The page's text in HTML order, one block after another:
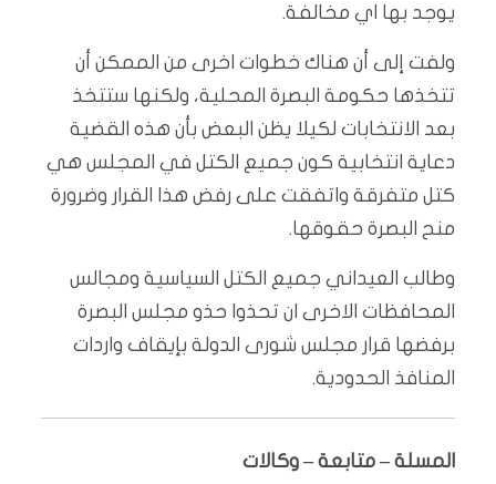
يوجد بها اي مخالفة.
ولفت إلى أن هناك خطوات اخرى من الممكن أن
تتخذها حكومة البصرة المحلية، ولكنها ستتخذ
بعد الانتخابات لكيلا يظن البعض بأن هذه القضية
دعاية انتخابية كون جميع الكتل في المجلس هي
كتل متفرقة واتفقت على رفض هذا القرار وضرورة
منح البصرة حقوقها.
وطالب العيداني جميع الكتل السياسية ومجالس
المحافظات الاخرى ان تحذوا حذو مجلس البصرة
برفضها قرار مجلس شورى الدولة بإيقاف واردات
المنافذ الحدودية.
المسلة – متابعة – وكالات